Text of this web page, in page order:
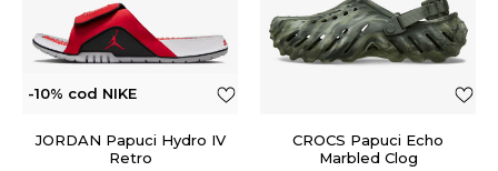
-10% cod NIKE
JORDAN Papuci Hydro IV
Retro
CROCS Papuci Echo
Marbled Clog